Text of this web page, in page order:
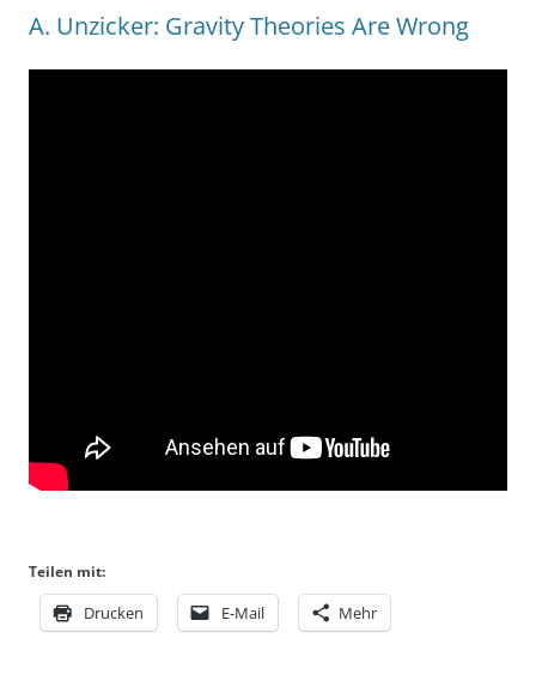
A. Unzicker: Gravity Theories Are Wrong
Teilen mit:
Drucken E-Mail Mehr